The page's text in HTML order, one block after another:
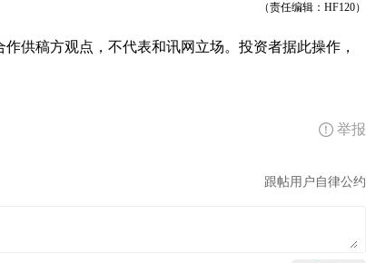
（责任编辑：HF120）
供稿方观点，不代表和讯网立场。投资者据此操作，
举报
跟帖用户自律公约